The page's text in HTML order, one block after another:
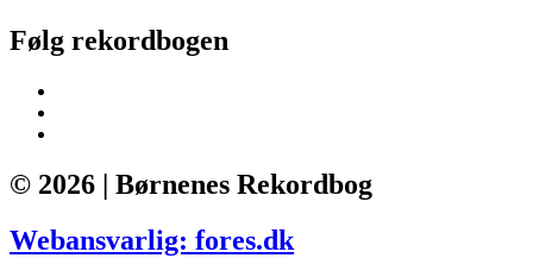
Følg rekordbogen
© 2026 | Børnenes Rekordbog
Webansvarlig: fores.dk